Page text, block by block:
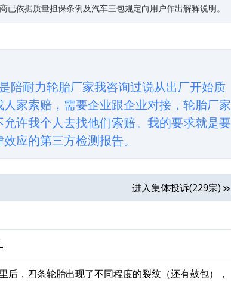
依据质量担保条例及汽车三包规定向用户作出解释说明。
陪耐力轮胎厂家我咨询过说从出厂开始质
家索赔，需要企业跟企业对接，轮胎厂家
许我个人去找他们索赔。我的要求就是要
应的第三方检测报告。
进入集体投诉(229宗)
后，四条轮胎出现了不同程度的裂纹（还有鼓包），